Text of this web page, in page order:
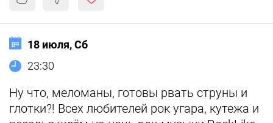
18 июля, Сб
23:30
Ну что, меломаны, готовы рвать струны и
глотки?! Всех любителей рок угара, кутежа и